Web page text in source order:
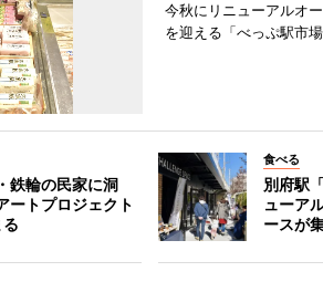
今秋にリニューアルオ
を迎える「べっぷ駅市場
鉄輪の民家に洞
トプロジェクト
食べる
別府駅
ューア
ースが